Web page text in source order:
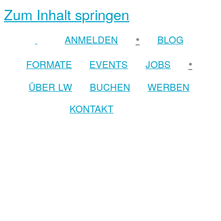
Zum Inhalt springen
ANMELDEN •
BLOG
FORMATE
EVENTS JOBS •
ÜBER LW BUCHEN
WERBEN
KONTAKT